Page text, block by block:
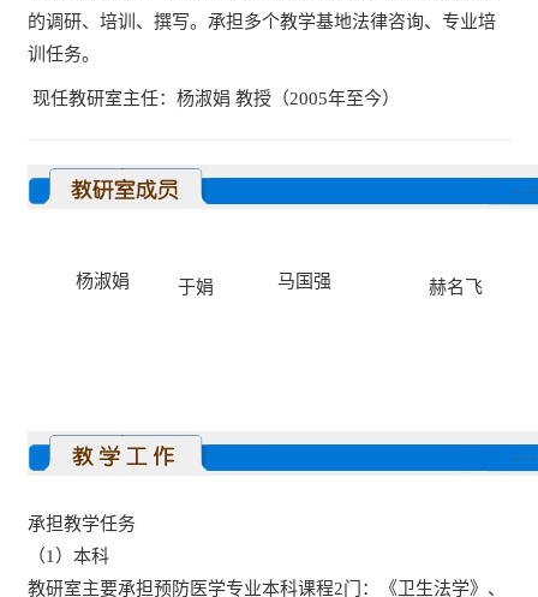
的调研、培训、撰写。承担多个教学基地法律咨询、专业培
训任务。
现任教研室主任：杨淑娟 教授（2005年至今）
杨淑娟 于娟 马国强 赫名飞
承担教学任务
（1）本科
教研室主要承担预防医学专业本科课程2门：《卫生法学》、